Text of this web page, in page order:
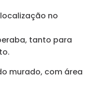
no
tanto para
murado, com área